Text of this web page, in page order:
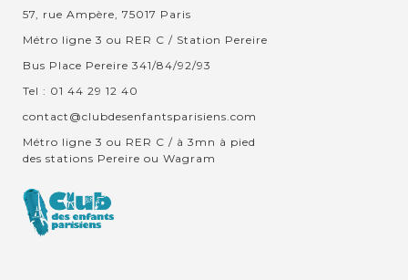
57, rue Ampère, 75017 Paris
Métro ligne 3 ou RER C / Station Pereire
Bus Place Pereire 341/84/92/93
Tel : 01 44 29 12 40
contact@clubdesenfantsparisiens.com
Métro ligne 3 ou RER C / à 3mn à pied
des stations Pereire ou Wagram